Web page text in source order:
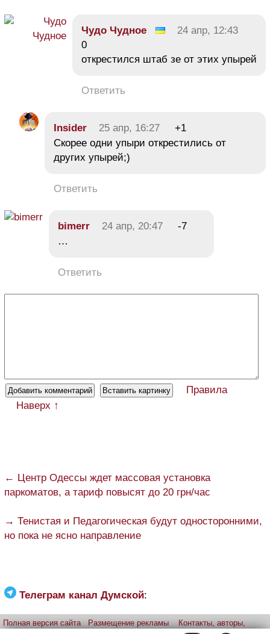
Чудо Чудное
24 апр, 12:43
0
открестился штаб зе от этих упырей
Ответить
Insider 25 апр, 16:27
+1
Скорее одни упыри открестились от
других упырей;)
Ответить
bimerr 24 апр, 20:47
-7
…
Ответить
Правила
Наверх ↑
← Центр Одессы ждет массовая установка
паркоматов, а тариф повысят до 20 грн/час
→ Тенистая и Педагогическая будут односторонними,
но пока не ясно направление
Телеграм канал Думской:
Полная версия сайта Размещение рекламы
Контакты, авторы,